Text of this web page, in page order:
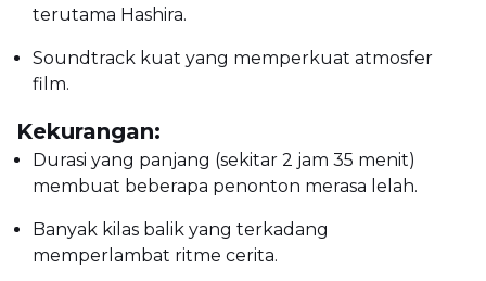
terutama Hashira.
Soundtrack kuat yang memperkuat atmosfer
film.
Kekurangan:
Durasi yang panjang (sekitar 2 jam 35 menit)
membuat beberapa penonton merasa lelah.
Banyak kilas balik yang terkadang
memperlambat ritme cerita.